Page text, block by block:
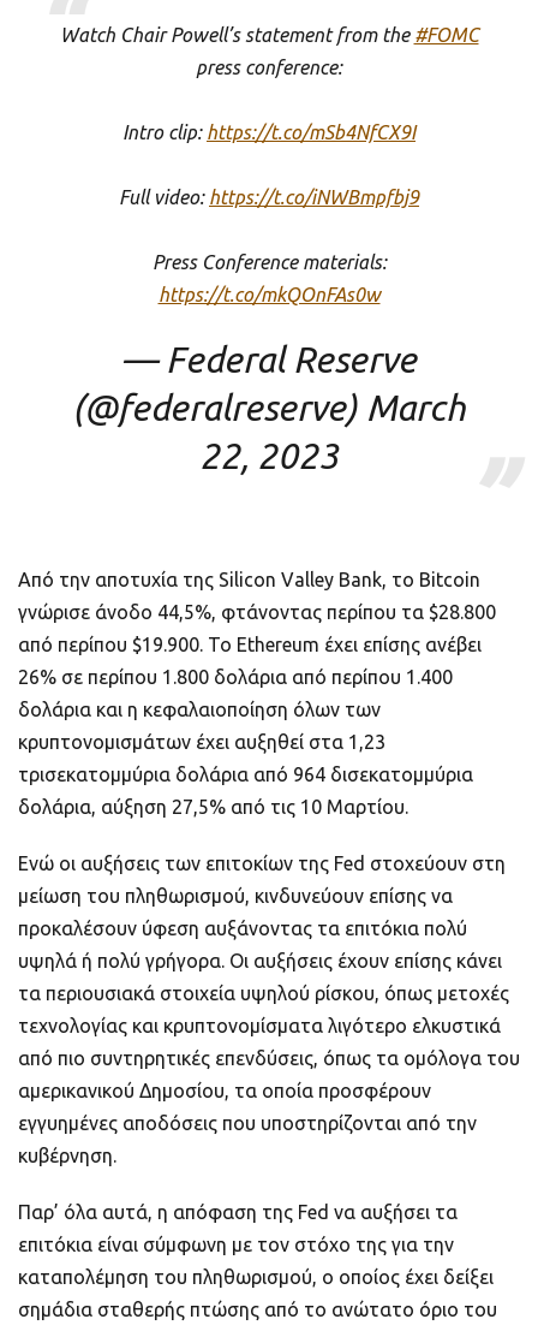
Watch Chair Powell’s statement from the #FOMC
press conference:
Intro clip: https://t.co/mSb4NfCX9I
Full video: https://t.co/iNWBmpfbj9
Press Conference materials:
https://t.co/mkQOnFAs0w
— Federal Reserve
(@federalreserve) March
22, 2023
Από την αποτυχία της Silicon Valley Bank, το Bitcoin
γνώρισε άνοδο 44,5%, φτάνοντας περίπου τα $28.800
από περίπου $19.900. Το Ethereum έχει επίσης ανέβει
26% σε περίπου 1.800 δολάρια από περίπου 1.400
δολάρια και η κεφαλαιοποίηση όλων των
κρυπτονομισμάτων έχει αυξηθεί στα 1,23
τρισεκατομμύρια δολάρια από 964 δισεκατομμύρια
δολάρια, αύξηση 27,5% από τις 10 Μαρτίου.
Ενώ οι αυξήσεις των επιτοκίων της Fed στοχεύουν στη
μείωση του πληθωρισμού, κινδυνεύουν επίσης να
προκαλέσουν ύφεση αυξάνοντας τα επιτόκια πολύ
υψηλά ή πολύ γρήγορα. Οι αυξήσεις έχουν επίσης κάνει
τα περιουσιακά στοιχεία υψηλού ρίσκου, όπως μετοχές
τεχνολογίας και κρυπτονομίσματα λιγότερο ελκυστικά
από πιο συντηρητικές επενδύσεις, όπως τα ομόλογα του
αμερικανικού Δημοσίου, τα οποία προσφέρουν
εγγυημένες αποδόσεις που υποστηρίζονται από την
κυβέρνηση.
Παρ’ όλα αυτά, η απόφαση της Fed να αυξήσει τα
επιτόκια είναι σύμφωνη με τον στόχο της για την
καταπολέμηση του πληθωρισμού, ο οποίος έχει δείξει
σημάδια σταθερής πτώσης από το ανώτατο όριο του